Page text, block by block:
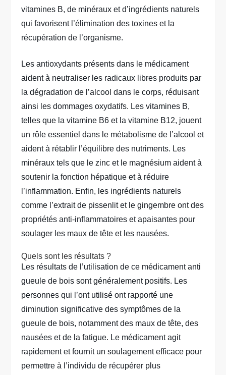
vitamines B, de minéraux et d’ingrédients naturels
qui favorisent l’élimination des toxines et la
récupération de l’organisme.
Les antioxydants présents dans le médicament
aident à neutraliser les radicaux libres produits par
la dégradation de l’alcool dans le corps, réduisant
ainsi les dommages oxydatifs. Les vitamines B,
telles que la vitamine B6 et la vitamine B12, jouent
un rôle essentiel dans le métabolisme de l’alcool et
aident à rétablir l’équilibre des nutriments. Les
minéraux tels que le zinc et le magnésium aident à
soutenir la fonction hépatique et à réduire
l’inflammation. Enfin, les ingrédients naturels
comme l’extrait de pissenlit et le gingembre ont des
propriétés anti-inflammatoires et apaisantes pour
soulager les maux de tête et les nausées.
Quels sont les résultats ?
Les résultats de l’utilisation de ce médicament anti
gueule de bois sont généralement positifs. Les
personnes qui l’ont utilisé ont rapporté une
diminution significative des symptômes de la
gueule de bois, notamment des maux de tête, des
nausées et de la fatigue. Le médicament agit
rapidement et fournit un soulagement efficace pour
permettre à l’individu de récupérer plus